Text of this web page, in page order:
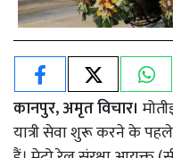
कानपुर, अमृत विचार।
यात्री सेवा शुरू करने के